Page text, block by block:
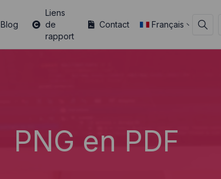
Blog
Liens
de
rapport
Contact Français
PNG en PDF